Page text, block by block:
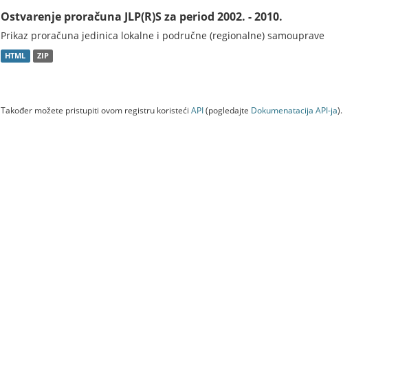
Ostvarenje proračuna JLP(R)S za period 2002. - 2010.
Prikaz proračuna jedinica lokalne i područne (regionalne) samouprave
HTML ZIP
Također možete pristupiti ovom registru koristeći API(pogledajte Dokumenаtаcijа API-jа).